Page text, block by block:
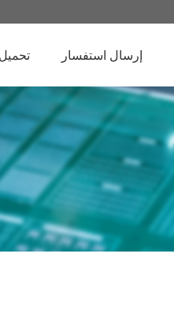
تحميل إرسال استفسار